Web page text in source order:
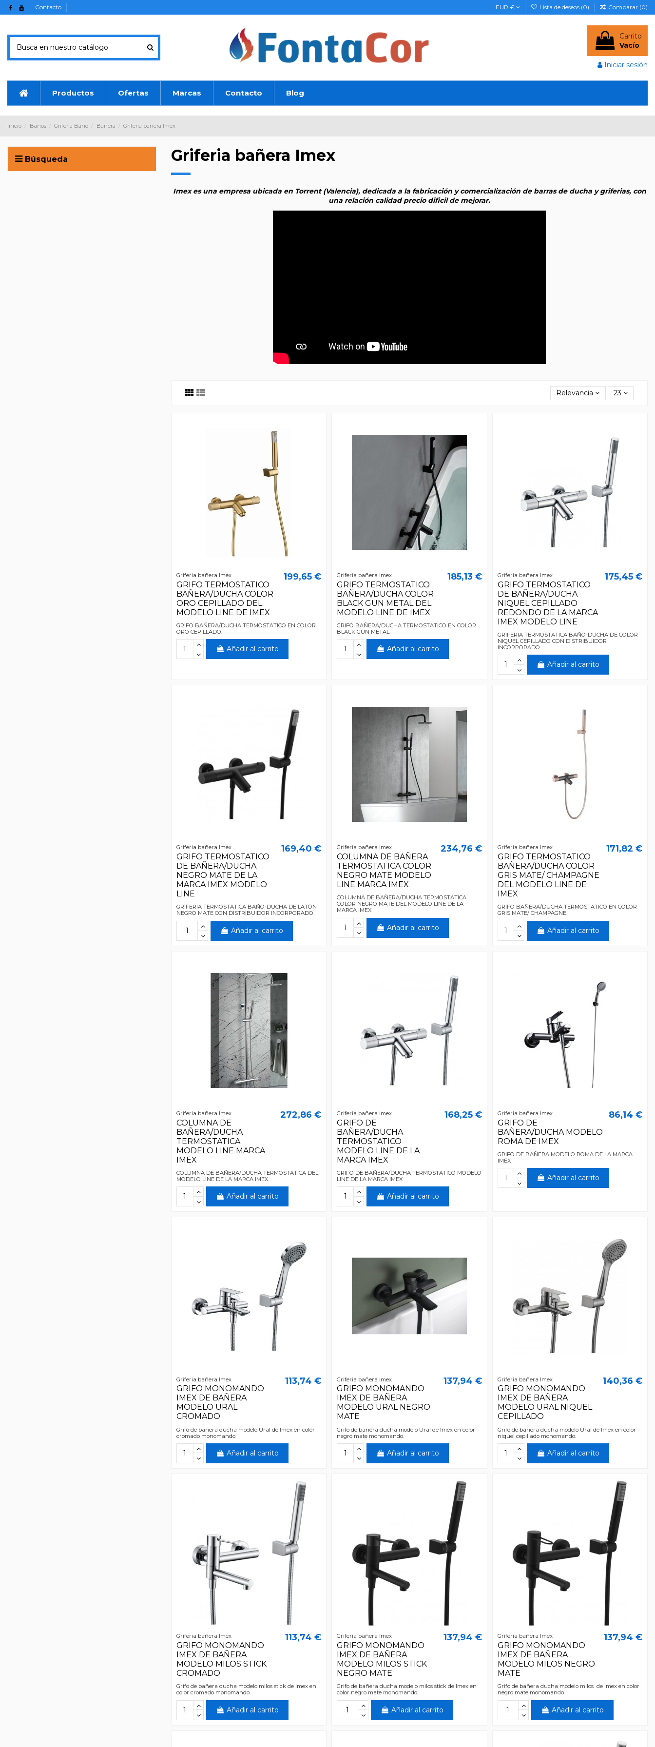
Contacto EUR € Lista de deseos (0) Comparar (0)
Carrito
Vacío
Iniciar sesión
Productos Ofertas Marcas Contacto Blog
Inicio Baños Grifería Baño Bañera Griferia bañera Imex
Griferia bañera Imex
Imex es una empresa ubicada en Torrent (Valencia), dedicada a la fabricación y comercialización de barras de ducha y griferias, con
una relación calidad precio dificil de mejorar.
Relevancia 23
Griferia bañera Imex
GRIFO TERMOSTATICO
BAÑERA/DUCHA COLOR
ORO CEPILLADO DEL
MODELO LINE DE IMEX
199,65 €
GRIFO BAÑERA/DUCHA TERMOSTATICO EN COLOR
ORO CEPILLADO.
Añadir al carrito
Griferia bañera Imex
GRIFO TERMOSTATICO
BAÑERA/DUCHA COLOR
BLACK GUN METAL DEL
MODELO LINE DE IMEX
185,13 €
GRIFO BAÑERA/DUCHA TERMOSTATICO EN COLOR
BLACK GUN METAL.
Añadir al carrito
Griferia bañera Imex
GRIFO TERMOSTATICO
DE BAÑERA/DUCHA
NIQUEL CEPILLADO
REDONDO DE LA MARCA
IMEX MODELO LINE
175,45 €
GRIFERIA TERMOSTATICA BAÑO-DUCHA DE COLOR
NIQUEL CEPILLADO CON DISTRIBUIDOR
INCORPORADO.
Añadir al carrito
Griferia bañera Imex
GRIFO TERMOSTATICO
DE BAÑERA/DUCHA
NEGRO MATE DE LA
MARCA IMEX MODELO
LINE
169,40 €
GRIFERIA TERMOSTATICA BAÑO-DUCHA DE LATÓN
NEGRO MATE CON DISTRIBUIDOR INCORPORADO.
Añadir al carrito
Griferia bañera Imex
COLUMNA DE BAÑERA
TERMOSTATICA COLOR
NEGRO MATE MODELO
LINE MARCA IMEX
234,76 €
COLUMNA DE BAÑERA/DUCHA TERMOSTATICA
COLOR NEGRO MATE DEL MODELO LINE DE LA
MARCA IMEX
Añadir al carrito
Griferia bañera Imex
GRIFO TERMOSTATICO
BAÑERA/DUCHA COLOR
GRIS MATE/ CHAMPAGNE
DEL MODELO LINE DE
IMEX
171,82 €
GRIFO BAÑERA/DUCHA TERMOSTATICO EN COLOR
GRIS MATE/ CHAMPAGNE
Añadir al carrito
Griferia bañera Imex
COLUMNA DE
BAÑERA/DUCHA
TERMOSTATICA
MODELO LINE MARCA
IMEX
272,86 €
COLUMNA DE BAÑERA/DUCHA TERMOSTATICA DEL
MODELO LINE DE LA MARCA IMEX.
Añadir al carrito
Griferia bañera Imex
GRIFO DE
BAÑERA/DUCHA
TERMOSTATICO
MODELO LINE DE LA
MARCA IMEX
168,25 €
GRIFO DE BAÑERA/DUCHA TERMOSTATICO MODELO
LINE DE LA MARCA IMEX
Añadir al carrito
Griferia bañera Imex
GRIFO DE
BAÑERA/DUCHA MODELO
ROMA DE IMEX
86,14 €
GRIFO DE BAÑERA MODELO ROMA DE LA MARCA
IMEX
Añadir al carrito
Griferia bañera Imex
GRIFO MONOMANDO
IMEX DE BAÑERA
MODELO URAL
CROMADO
113,74 €
Grifo de bañera ducha modelo Ural de Imex en color
cromado monomando.
Añadir al carrito
Griferia bañera Imex
GRIFO MONOMANDO
IMEX DE BAÑERA
MODELO URAL NEGRO
MATE
137,94 €
Grifo de bañera ducha modelo Ural de Imex en color
negro mate monomando.
Añadir al carrito
Griferia bañera Imex
GRIFO MONOMANDO
IMEX DE BAÑERA
MODELO URAL NIQUEL
CEPILLADO
140,36 €
Grifo de bañera ducha modelo Ural de Imex en color
niquel cepillado monomando.
Añadir al carrito
Griferia bañera Imex
GRIFO MONOMANDO
IMEX DE BAÑERA
MODELO MILOS STICK
CROMADO
113,74 €
Grifo de bañera ducha modelo milos stick de Imex en
color cromado monomando.
Añadir al carrito
Griferia bañera Imex
GRIFO MONOMANDO
IMEX DE BAÑERA
MODELO MILOS STICK
NEGRO MATE
137,94 €
Grifo de bañera ducha modelo milos stick de Imex en
color negro mate monomando.
Añadir al carrito
Griferia bañera Imex
GRIFO MONOMANDO
IMEX DE BAÑERA
MODELO MILOS NEGRO
MATE
137,94 €
Grifo de bañera ducha modelo milos de Imex en color
negro mate monomando.
Añadir al carrito
Búsqueda